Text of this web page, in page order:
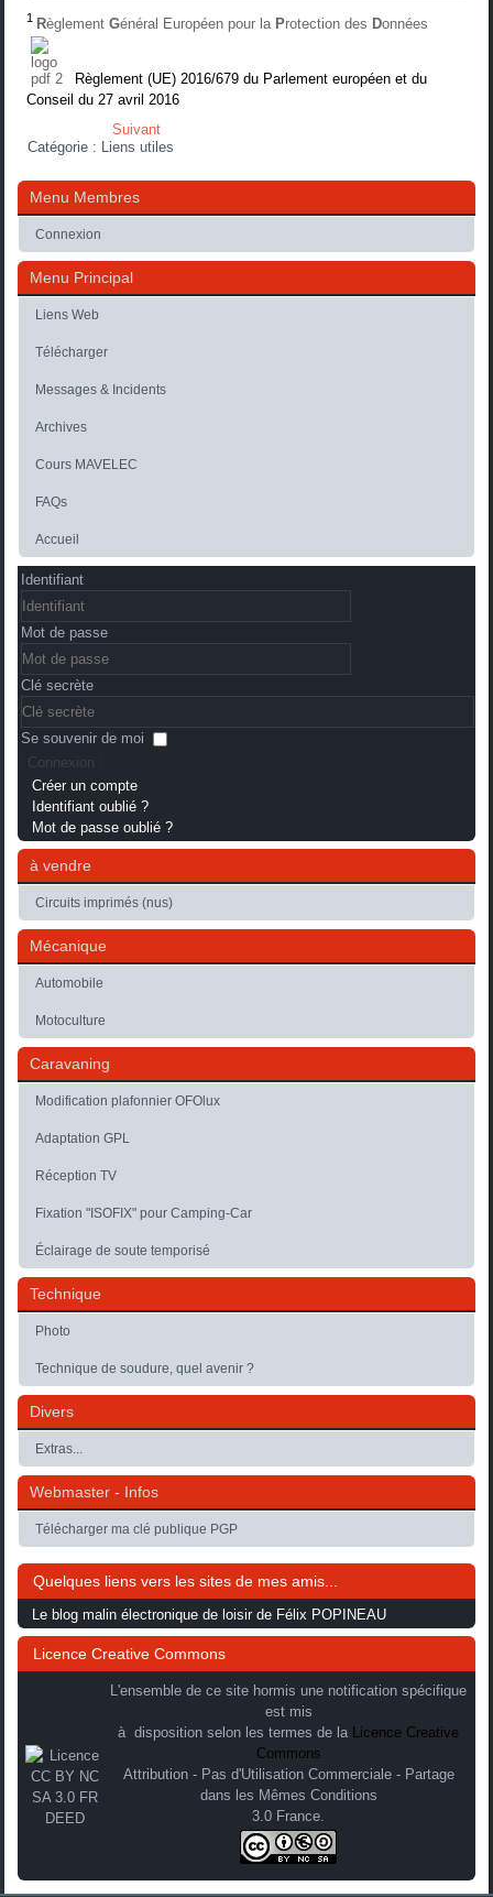
1 RèglementGénéral Européen pour la Protection des Données
Règlement (UE) 2016/679 du Parlement européen et du
Conseil du 27 avril 2016
Suivant
Catégorie : Liens utiles
Menu Membres
Connexion
Menu Principal
Liens Web
Télécharger
Messages & Incidents
Archives
Cours MAVELEC
FAQs
Accueil
Identifiant
Mot de passe
Clé secrète
Se souvenir de moi
Connexion
Créer un compte
Identifiant oublié ?
Mot de passe oublié ?
à vendre
Circuits imprimés (nus)
Mécanique
Automobile
Motoculture
Caravaning
Modification plafonnier OFOlux
Adaptation GPL
Réception TV
Fixation "ISOFIX" pour Camping-Car
Éclairage de soute temporisé
Technique
Photo
Technique de soudure, quel avenir ?
Divers
Extras...
Webmaster - Infos
Télécharger ma clé publique PGP
Quelques liens vers les sites de mes amis...
Le blog malin électronique de loisir de Félix POPINEAU
Licence Creative Commons
L'ensemble de ce site hormis une notification spécifique
est mis
à disposition selon les termes de la Licence Creative
Commons
Attribution - Pas d'Utilisation Commerciale - Partage
dans les Mêmes Conditions
3.0 France.